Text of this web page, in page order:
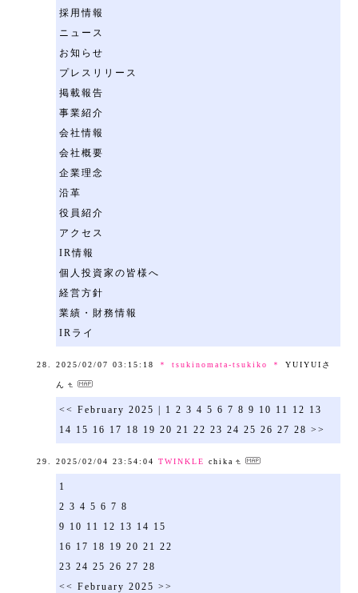
採用情報
ニュース
お知らせ
プレスリリース
掲載報告
事業紹介
会社情報
会社概要
企業理念
沿革
役員紹介
アクセス
IR情報
個人投資家の皆様へ
経営方針
業績・財務情報
IRライ
2025/02/07 03:15:18 ＊ tsukinomata-tsukiko ＊ YUIYUIさ
ん
<< February 2025 | 1 2 3 4 5 6 7 8 9 10 11 12 13
14 15 16 17 18 19 20 21 22 23 24 25 26 27 28 >>
2025/02/04 23:54:04 TWINKLE chika
1
2 3 4 5 6 7 8
9 10 11 12 13 14 15
16 17 18 19 20 21 22
23 24 25 26 27 28
<< February 2025 >>